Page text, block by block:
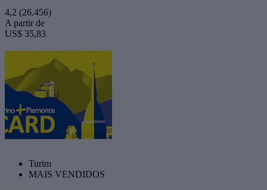
4,2 (26.456)
A partir de
US$ 35,83
Turim
MAIS VENDIDOS